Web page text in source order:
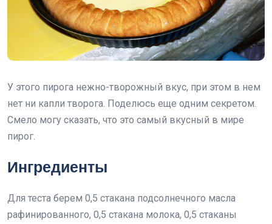
У этого пирога нежно-творожный вкус, при этом в нем
нет ни капли творога. Поделюсь еще одним секретом.
Смело могу сказать, что это самый вкусный в мире
пирог.
Ингредиенты
Для теста берем 0,5 стакана подсолнечного масла
рафинированного, 0,5 стакана молока, 0,5 стаканы